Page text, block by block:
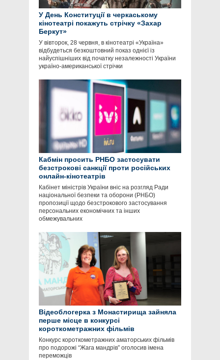
У День Конституції в черкаському
кінотеатрі покажуть стрічку «Захар
Беркут»
У вівторок, 28 червня, в кінотеатрі «Україна»
відбудеться безкоштовний показ однієї із
найуспішніших від початку незалежності України
україно-американської стрічки
Кабмін просить РНБО застосувати
безстрокові санкції проти російських
онлайн-кінотеатрів
Кабінет міністрів України вніс на розгляд Ради
національної безпеки та оборони (РНБО)
пропозиції щодо безстрокового застосування
персональних економічних та інших
обмежувальних
Відеоблогерка з Монастирища зайняла
перше місце в конкурсі
короткометражних фільмів
Конкурс короткометражних аматорських фільмів
про подорожі “Жага мандрів” оголосив імена
переможців